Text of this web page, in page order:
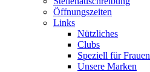
Öffnungszeiten
Links
Nützliches
Clubs
Speziell für Frauen​
Unsere Marken